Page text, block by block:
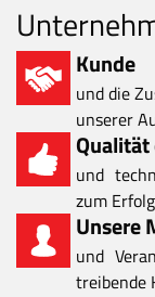
Kunde
und die
unserer
und
zum Erfolg
Unsere
und
treibende